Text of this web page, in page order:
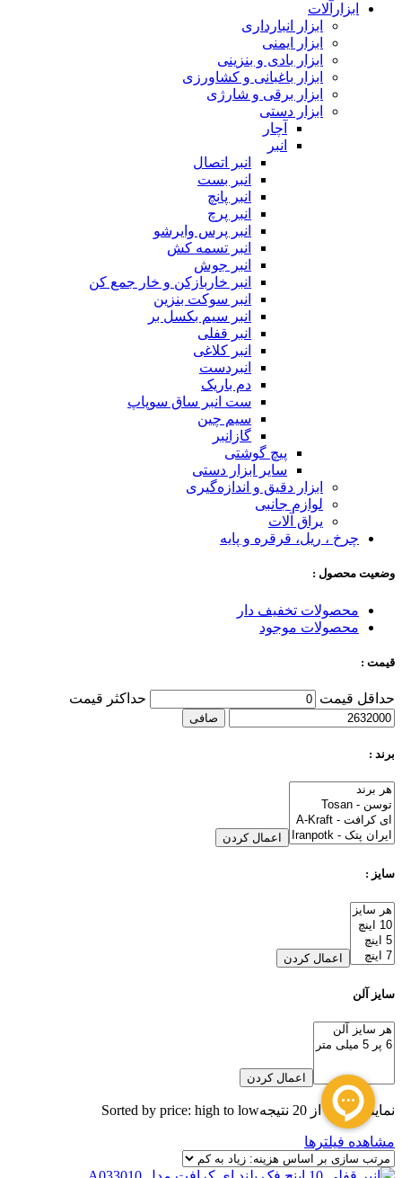
ابزارآلات
ابزار انبارداری
ابزار ایمنی
ابزار بادی و بنزینی
ابزار باغبانی و کشاورزی
ابزار برقی و شارژی
ابزار دستی
آچار
انبر
انبر اتصال
انبر بست
انبر پانچ
انبر پرچ
انبر پرس وایرشو
انبر تسمه کش
انبر جوش
انبر خاربازکن و خار جمع کن
انبر سوکت بنزین
انبر سیم بکسل بر
انبر قفلی
انبر کلاغی
انبردست
دم باریک
ست انبر ساق سوپاپ
سیم چین
گازانبر
پیچ گوشتی
سایر ابزار دستی
ابزار دقیق و اندازه‌گیری
لوازم جانبی
یراق آلات
چرخ ، ریل، قرقره و پایه
وضعیت محصول :
محصولات تخفیف دار
محصولات موجود
قیمت :
حداقل قیمت حداكثر قيمت
صافی
برند :
اعمال کردن
سایز :
اعمال کردن
سایز آلن
اعمال کردن
نمایش 1–12 از 20 نتیجه Sorted by price: high to low
مشاهده فیلترها